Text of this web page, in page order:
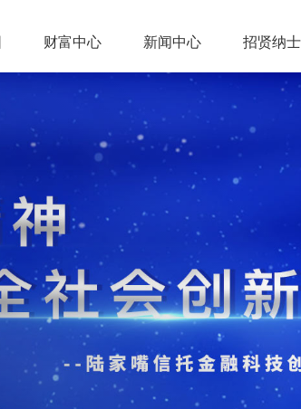
财富中心 新闻中心 招贤纳士